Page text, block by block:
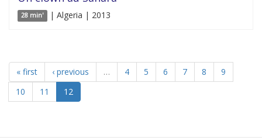
28 min' | Algeria | 2013
« first ‹ previous … 4 5 6 7 8
9
10
11 12